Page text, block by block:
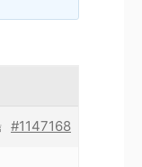
#1147168